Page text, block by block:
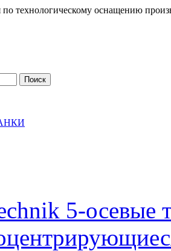
технологическому оснащению
5-осевые